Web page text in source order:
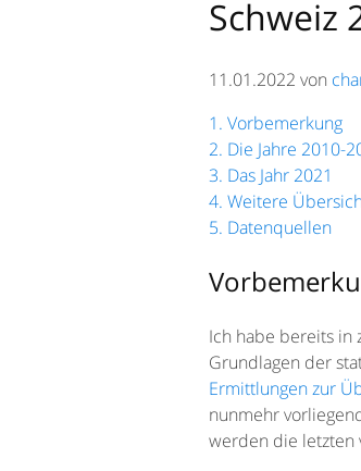
Schweiz
11.01.2022 von
1. Vorbemerkung
2. Die Jahre 2010-
3. Das Jahr 2021
4. Weitere
5. Datenquellen
Ich habe bereits in
Grundlagen der
Ermittlungen zur
nunmehr
werden die letzten